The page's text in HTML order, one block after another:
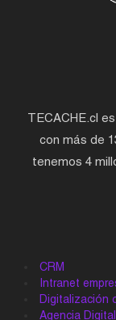
TECACHE.cl
con más de
tenemos 4
CRM
Intranet
Digitalización
Agencia Digital